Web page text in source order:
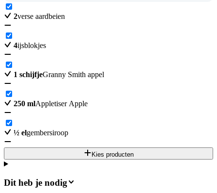
2verse aardbeien
4ijsblokjes
1 schijfjeGranny Smith appel
250 mlAppletiser Apple
½ elgembersiroop
Kies producten
Dit heb je nodig